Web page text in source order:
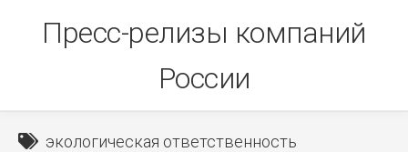
Пресс-релизы компаний
России
экологическая ответственность